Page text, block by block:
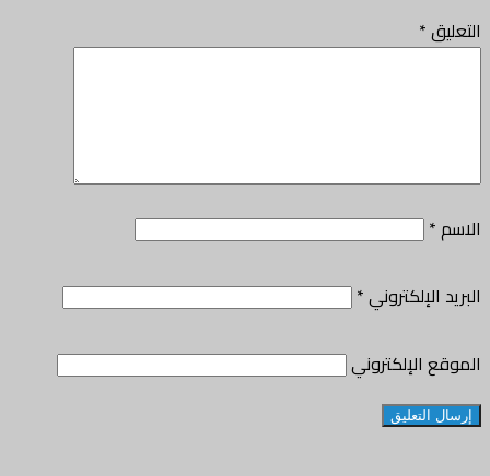
التعليق*
الاسم*
البريد الإلكتروني*
الموقع الإلكتروني